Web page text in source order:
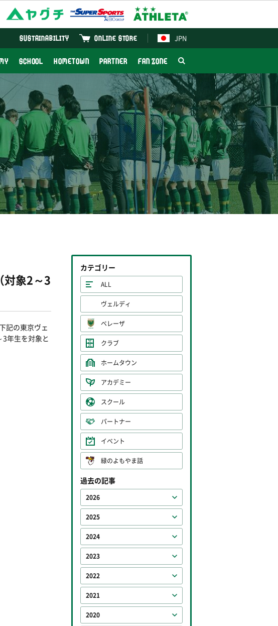
JPN
ONLINE STORE
SUSTAINABILITY
SCHOOL HOMETOWN PARTNER FAN ZONE
対象2～3
記の東京ヴェ
年生を対象と
カテゴリー
ALL
ヴェルディ
ベレーザ
クラブ
ホームタウン
アカデミー
スクール
パートナー
イベント
緑のよもやま話
過去の記事
2026
2025
2024
2023
2022
2021
2020